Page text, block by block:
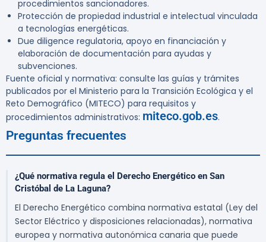
procedimientos sancionadores.
Protección de propiedad industrial e intelectual vinculada
a tecnologías energéticas.
Due diligence regulatoria, apoyo en financiación y
elaboración de documentación para ayudas y
subvenciones.
Fuente oficial y normativa: consulte las guías y trámites
publicados por el Ministerio para la Transición Ecológica y el
Reto Demográfico (MITECO) para requisitos y
procedimientos administrativos: miteco.gob.es.
Preguntas frecuentes
¿Qué normativa regula el Derecho Energético en San
Cristóbal de La Laguna?
El Derecho Energético combina normativa estatal (Ley del
Sector Eléctrico y disposiciones relacionadas), normativa
europea y normativa autonómica canaria que puede